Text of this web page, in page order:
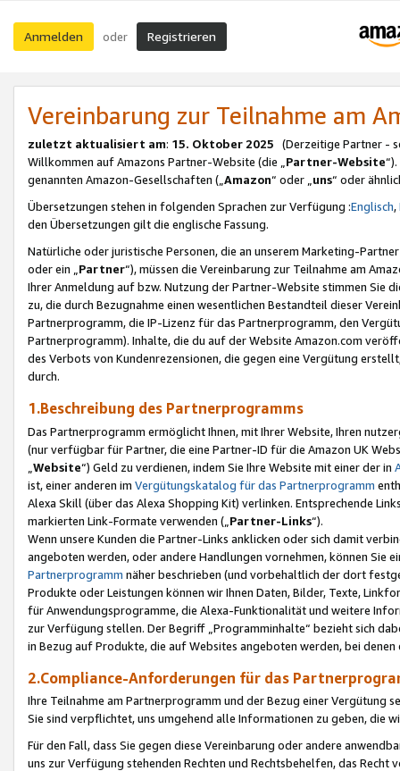
Anmelden oder Registrieren
Vereinbarung zur Teilnahme am
zuletzt aktualisiert am: 15. Oktober 2025 (Derzeitige Partner -
Willkommen auf Amazons Partner-Website (die „Partner-Website
genannten Amazon-Gesellschaften („Amazon“ oder „uns“ oder
Übersetzungen stehen in folgenden Sprachen zur Verfügung :Englisch,
den Übersetzungen gilt die englische Fassung.
Natürliche oder juristische Personen, die an unserem Marketing-
oder ein „Partner“), müssen die Vereinbarung zur Teilnahme am
Ihrer Anmeldung auf bzw. Nutzung der Partner-Website stimmen Sie
zu, die durch Bezugnahme einen wesentlichen Bestandteil dieser
Partnerprogramm, die IP-Lizenz für das Partnerprogramm, den
Partnerprogramm). Inhalte, die du auf der Website Amazon.com
des Verbots von Kundenrezensionen, die gegen eine Vergütung
durch.
1.Beschreibung des Partnerprogramms
Das Partnerprogramm ermöglicht Ihnen, mit Ihrer Website, Ihren
(nur verfügbar für Partner, die eine Partner-ID für die Amazon UK
Website“) Geld zu verdienen, indem Sie Ihre Website mit einer der in
ist, einer anderen im Vergütungskatalog für das Partnerprogramm
Alexa Skill (über das Alexa Shopping Kit) verlinken. Entsprechende
markierten Link-Formate verwenden („ Partner-Links“).
Wenn unsere Kunden die Partner-Links anklicken oder sich damit
angeboten werden, oder andere Handlungen vornehmen, können Sie
Partnerprogramm näher beschrieben (und vorbehaltlich der dort
Produkte oder Leistungen können wir Ihnen Daten, Bilder, Texte,
für Anwendungsprogramme, die Alexa-Funktionalität und weitere
zur Verfügung stellen. Der Begriff „Programminhalte“ bezieht sich
in Bezug auf Produkte, die auf Websites angeboten werden, bei
2.Compliance-Anforderungen für das
Ihre Teilnahme am Partnerprogramm und der Bezug einer Vergütung
Sie sind verpflichtet, uns umgehend alle Informationen zu geben, die
Für den Fall, dass Sie gegen diese Vereinbarung oder andere
uns zur Verfügung stehenden Rechten und Rechtsbehelfen, das